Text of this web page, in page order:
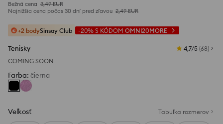
Bežná cena 3,49 EUR
Najnižšia cena počas 30 dní pred zľavou 2,49 EUR
+2 bodySinsay Club -20% S KÓDOM OMNI20MORE
Tenisky 4,7/5 (68)
COMING SOON
Farba: čierna
Veľkosť Tabuľka rozmerov